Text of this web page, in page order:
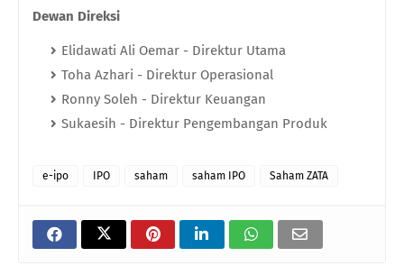
Dewan Direksi
Elidawati Ali Oemar - Direktur Utama
Toha Azhari - Direktur Operasional
Ronny Soleh​ - Direktur Keuangan
Sukaesih​ - Direktur Pengembangan Produk
e-ipo IPO saham saham IPO Saham ZATA